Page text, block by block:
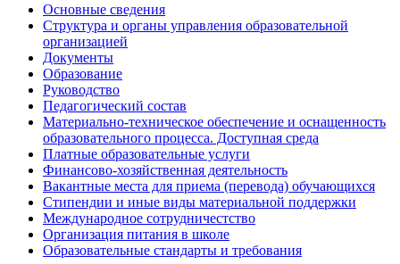
Основные сведения
Структура и органы управления образовательной
организацией
Документы
Образование
Руководство
Педагогический состав
Материально-техническое обеспечение и оснащенность
образовательного процесса. Доступная среда
Платные образовательные услуги
Финансово-хозяйственная деятельность
Вакантные места для приема (перевода) обучающихся
Стипендии и иные виды материальной поддержки
Международное сотрудничестство
Организация питания в школе
Образовательные стандарты и требования